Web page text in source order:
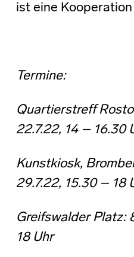
ist eine
Termine:
Quartierstreff
22.7.22, 14 – 16.30
Kunstkiosk,
29.7.22, 15.30 – 18
Greifswalder Platz:
18 Uhr